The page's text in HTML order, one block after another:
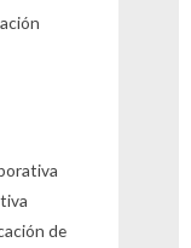
de